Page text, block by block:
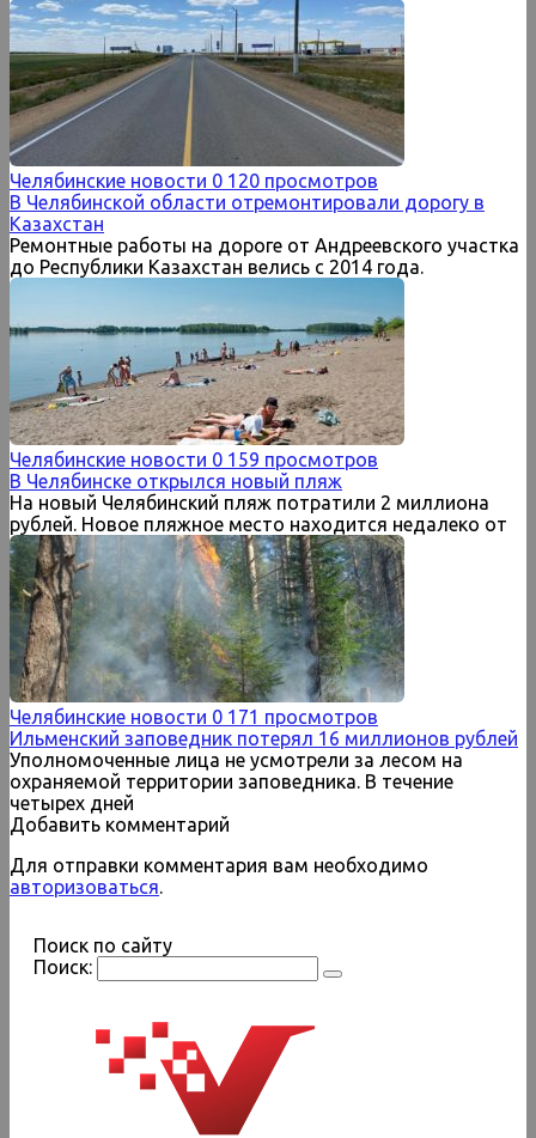
Челябинские новости 0 120 просмотров
В Челябинской области отремонтировали дорогу в
Казахстан
Ремонтные работы на дороге от Андреевского участка
до Республики Казахстан велись с 2014 года.
Челябинские новости 0 159 просмотров
В Челябинске открылся новый пляж
На новый Челябинский пляж потратили 2 миллиона
рублей. Новое пляжное место находится недалеко от
Челябинские новости 0 171 просмотров
Ильменский заповедник потерял 16 миллионов рублей
Уполномоченные лица не усмотрели за лесом на
охраняемой территории заповедника. В течение
четырех дней
Добавить комментарий
Для отправки комментария вам необходимо
авторизоваться.
Поиск по сайту
Поиск: